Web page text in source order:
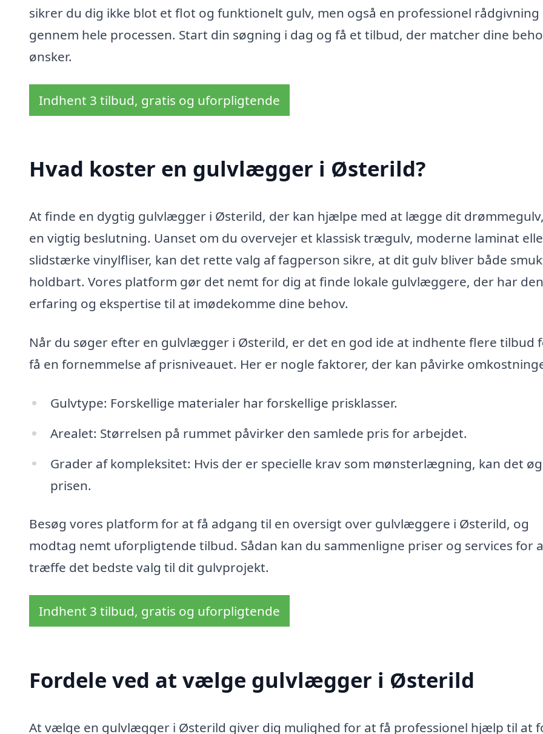
sikrer du dig ikke blot et flot og funktionelt gulv, men også en professionel rådgivning
gennem hele processen. Start din søgning i dag og få et tilbud, der matcher dine
ønsker.
Indhent 3 tilbud, gratis og uforpligtende
Hvad koster en gulvlægger i Østerild?
At finde en dygtig gulvlægger i Østerild, der kan hjælpe med at lægge dit
en vigtig beslutning. Uanset om du overvejer et klassisk trægulv, moderne laminat
slidstærke vinylfliser, kan det rette valg af fagperson sikre, at dit gulv bliver både
holdbart. Vores platform gør det nemt for dig at finde lokale gulvlæggere, der har
erfaring og ekspertise til at imødekomme dine behov.
Når du søger efter en gulvlægger i Østerild, er det en god ide at indhente flere tilbud
få en fornemmelse af prisniveauet. Her er nogle faktorer, der kan påvirke
Gulvtype: Forskellige materialer har forskellige prisklasser.
Arealet: Størrelsen på rummet påvirker den samlede pris for arbejdet.
Grader af kompleksitet: Hvis der er specielle krav som mønsterlægning, kan det
prisen.
Besøg vores platform for at få adgang til en oversigt over gulvlæggere i Østerild, og
modtag nemt uforpligtende tilbud. Sådan kan du sammenligne priser og services for
træffe det bedste valg til dit gulvprojekt.
Indhent 3 tilbud, gratis og uforpligtende
Fordele ved at vælge gulvlægger i Østerild
At vælge en gulvlægger i Østerild giver dig mulighed for at få professionel hjælp til at